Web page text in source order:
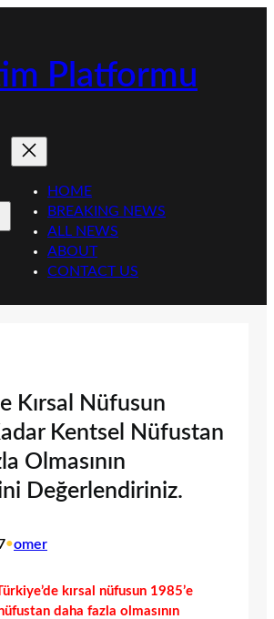
Platformu
HOME
BREAKING NEWS
ALL NEWS
ABOUT
CONTACT US
Kırsal Nüfusun
Kentsel Nüfustan
Olmasının
Değerlendiriniz.
•omer
kırsal nüfusun 1985’e
daha fazla olmasının